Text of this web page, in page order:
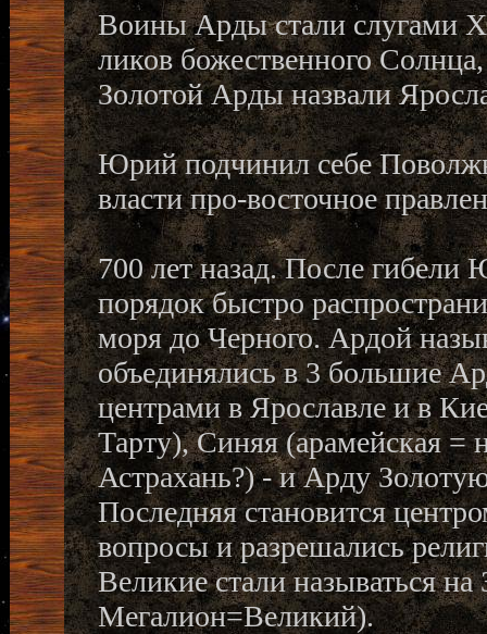
Воины Арды стали слугами
ликов божественного
Золотой Арды назвали
Юрий подчинил себе
власти про-восточное
700 лет назад. После
порядок быстро
моря до Черного. Ардой
объединялись в 3 большие
центрами в Ярославле и в
Тарту), Синяя (арамейская =
Астрахань?) - и Арду
Последняя становится
вопросы и разрешались
Великие стали называться на
Мегалион=Великий).